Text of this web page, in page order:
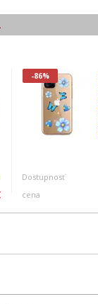
-86%
Dostupnosť
cena